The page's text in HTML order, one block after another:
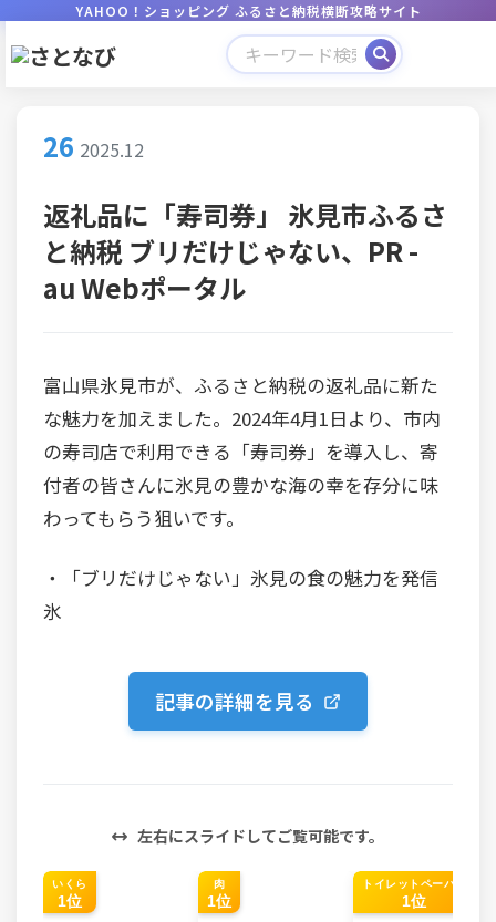
YAHOO！ショッピング ふるさと納税横断攻略サイト
26 2025.12
返礼品に「寿司券」 氷見市ふるさ
と納税 ブリだけじゃない、PR -
au Webポータル
富山県氷見市が、ふるさと納税の返礼品に新た
な魅力を加えました。2024年4月1日より、市内
の寿司店で利用できる「寿司券」を導入し、寄
付者の皆さんに氷見の豊かな海の幸を存分に味
わってもらう狙いです。
・「ブリだけじゃない」氷見の食の魅力を発信
氷
記事の詳細を見る
左右にスライドしてご覧可能です。
いくら
1位
肉
1位
トイレットペーパー
1位